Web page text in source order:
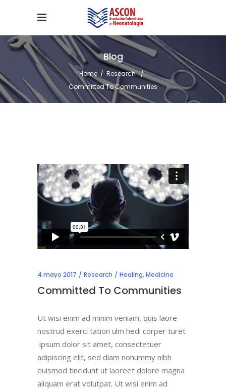
Blog
Home / Research /
Committed To Communities
4 mayo 2017 Research Healing,Medicine
Committed To Communities
Ut wisi enim ad minim veniam, quis laore
nostrud exerci tation ulm hedi corper turet
ipsum dolor sit amet, consectetuer
adipiscing elit, sed diam nonummy nibh
euismod tincidunt ut laoreet dolore magna
aliquam erat volutpat. Ut wisi enim ad